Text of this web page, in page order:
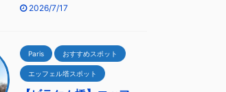
2026/7/17
Paris おすすめスポット
エッフェル塔スポット